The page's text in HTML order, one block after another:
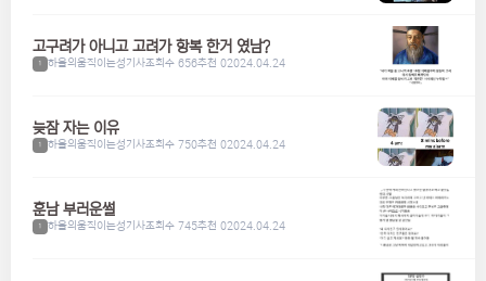
고구려가 아니고 고려가 항복 한거 였남?
1 하울의움직이는성기사조회수 656추천 02024.04.24
늦잠 자는 이유
1 하울의움직이는성기사조회수 750추천 02024.04.24
훈남 부러운썰
1 하울의움직이는성기사조회수 745추천 02024.04.24